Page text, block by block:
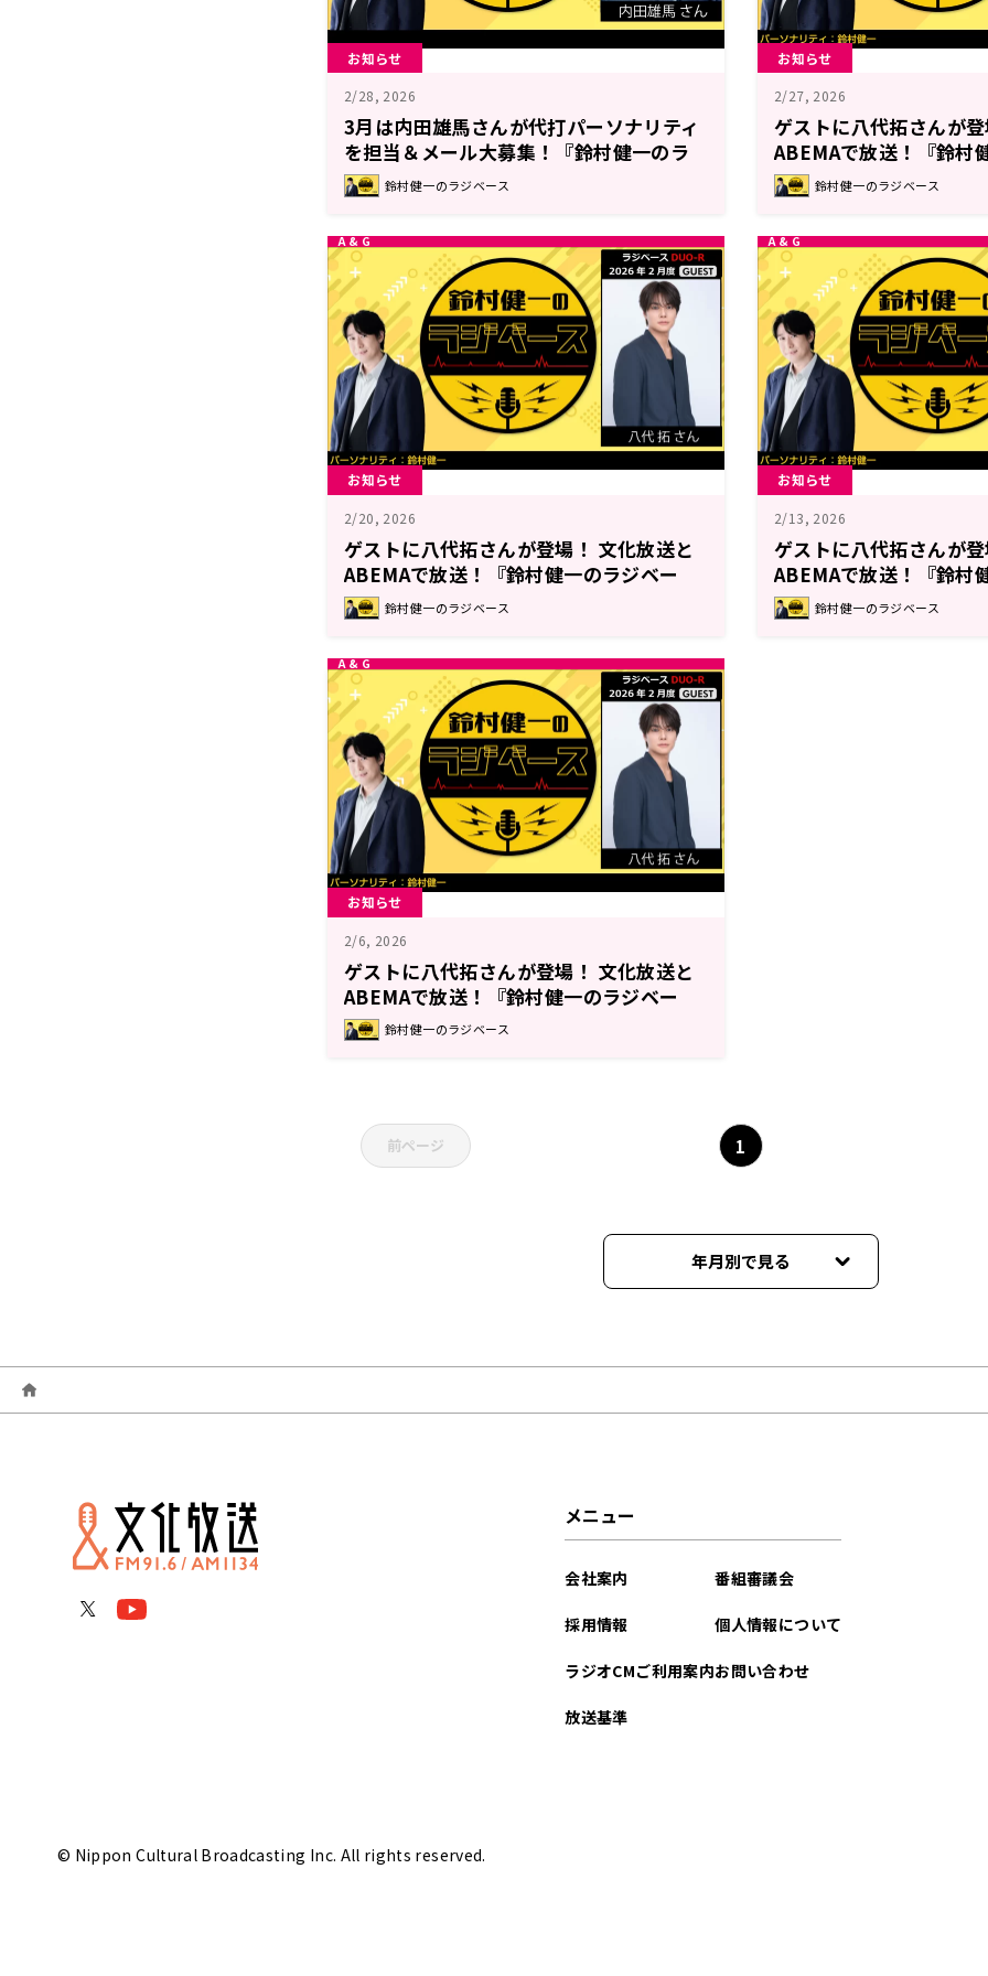
お知らせ
2/28, 2026
3月は内田雄馬さんが代打パーソナリティ
を担当＆メール大募集！『鈴村健一のラ
ジベース』
鈴村健一のラジベース
お知らせ
2/27, 2026
ゲストに八代拓さんが
ABEMAで放送！『鈴村
ス』#205鈴村健一のラジベース
お知らせ
2/20, 2026
ゲストに八代拓さんが登場！ 文化放送と
ABEMAで放送！『鈴村健一のラジベー
ス』#204鈴村健一のラジベース
お知らせ
2/13, 2026
ゲストに八代拓さんが
ABEMAで放送！『鈴村
ス』#203鈴村健一のラジベース
お知らせ
2/6, 2026
ゲストに八代拓さんが登場！ 文化放送と
ABEMAで放送！『鈴村健一のラジベー
ス』#202鈴村健一のラジベース
前ページ 1
年月別で見る
2026年02月
2026年01月
メニュー
会社案内
採用情報
ラジオCMご利用案内
放送基準
番組審議会
個人情報について
お問い合わせ
© Nippon Cultural Broadcasting Inc. All rights reserved.